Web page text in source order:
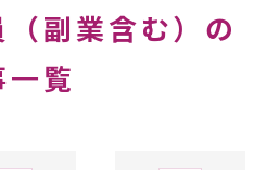
副業含む）の
一覧